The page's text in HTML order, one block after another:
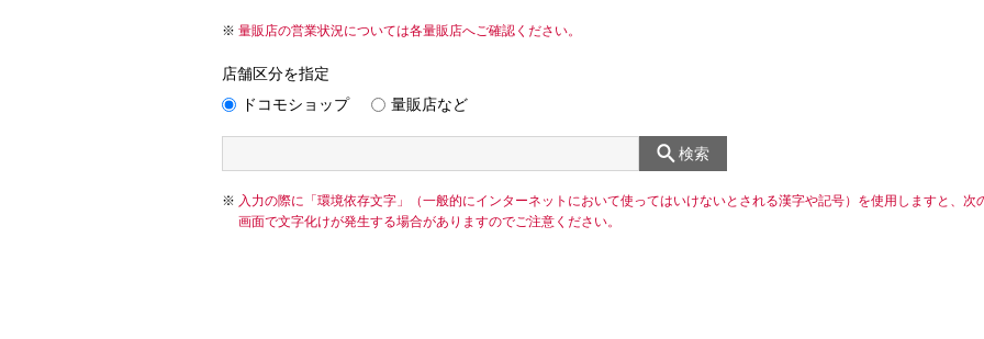
量販店の営業状況については各量販店へご確認ください。
店舗区分を指定
ドコモショップ
量販店など
検索
入力の際に「環境依存文字」（一般的にインターネットにおいて使ってはいけないとされる漢字や記号）を使用しますと、次
画面で文字化けが発生する場合がありますのでご注意ください。